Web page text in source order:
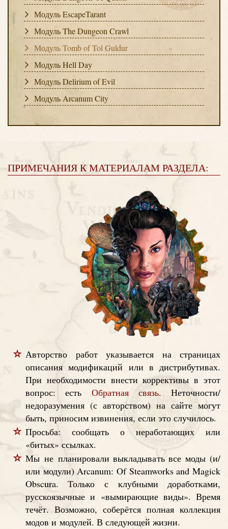
Модуль EscapeTarant
Модуль The Dungeon Crawl
Модуль Tomb of Tol Guldur
Модуль Hell Day
Модуль Delirium of Evil
Модуль Arcanum City
ПРИМЕЧАНИЯ К МАТЕРИАЛАМ РАЗДЕЛА:
Авторство работ указывается на страницах
описания модификаций или в дистрибутивах.
При необходимости внести коррективы в этот
вопрос: есть Обратная связь. Неточности/
недоразумения (с авторством) на сайте могут
быть, приносим извинения, если это случилось.
Просьба: сообщать о неработающих или
«битых» ссылках.
Мы не планировали выкладывать все моды (и/
или модули) Arcanum: Of Steamworks and Magick
Obscura. Только с клубными доработками,
русскоязычные и «вымирающие виды». Время
течёт. Возможно, соберётся полная коллекция
модов и модулей. В следующей жизни.